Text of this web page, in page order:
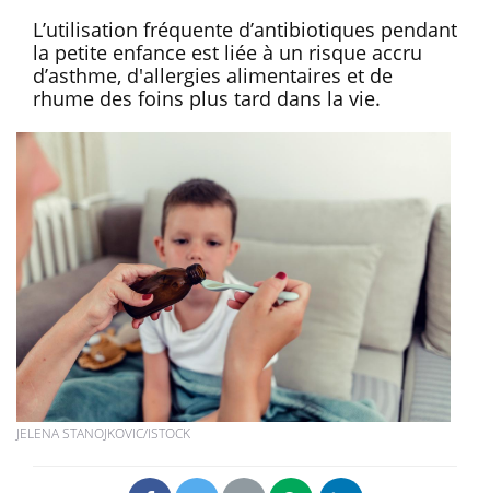
L’utilisation fréquente d’antibiotiques pendant
la petite enfance est liée à un risque accru
d’asthme, d'allergies alimentaires et de
rhume des foins plus tard dans la vie.
JELENA STANOJKOVIC/ISTOCK